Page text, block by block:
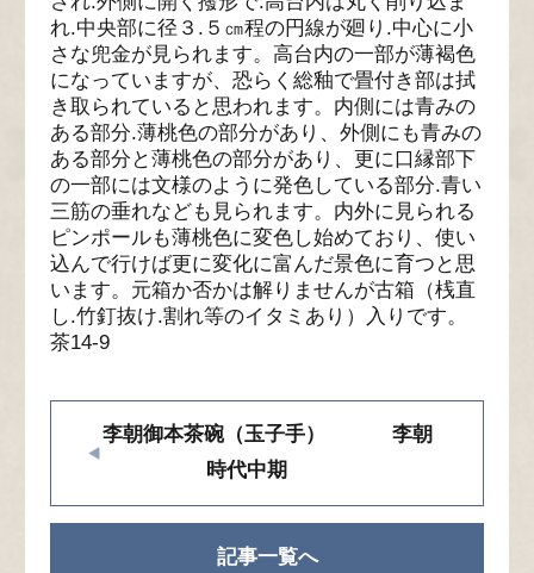
れ.中央部に径３.５㎝程の円線が廻り.中心に小
さな兜金が見られます。高台内の一部が薄褐色
になっていますが、恐らく総釉で畳付き部は拭
き取られていると思われます。内側には青みの
ある部分.薄桃色の部分があり、外側にも青みの
ある部分と薄桃色の部分があり、更に口縁部下
の一部には文様のように発色している部分.青い
三筋の垂れなども見られます。内外に見られる
ピンポールも薄桃色に変色し始めており、使い
込んで行けば更に変化に富んだ景色に育つと思
います。元箱か否かは解りませんが古箱（桟直
し.竹釘抜け.割れ等のイタミあり）入りです。
茶14-9
李朝御本茶碗（玉子手） 李朝
時代中期
記事一覧へ